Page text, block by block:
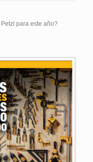
para este año?